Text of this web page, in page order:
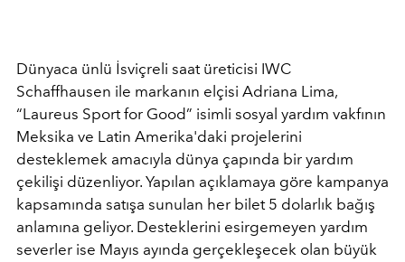
Dünyaca ünlü İsviçreli saat üreticisi IWC
Schaffhausen ile markanın elçisi Adriana Lima,
“Laureus Sport for Good” isimli sosyal yardım vakfının
Meksika ve Latin Amerika'daki projelerini
desteklemek amacıyla dünya çapında bir yardım
çekilişi düzenliyor. Yapılan açıklamaya göre kampanya
kapsamında satışa sunulan her bilet 5 dolarlık bağış
anlamına geliyor. Desteklerini esirgemeyen yardım
severler ise Mayıs ayında gerçekleşecek olan büyük